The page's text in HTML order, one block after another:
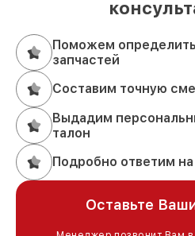
Поможем
запчастей
Составим точную
Выдадим
талон
Подробно ответим
Оставьте